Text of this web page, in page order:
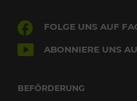
FOLGE UNS AUF
ABONNIERE UNS
BEFÖRDERUNG